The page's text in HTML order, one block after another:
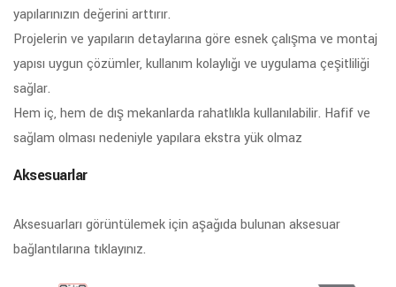
yapılarınızın değerini arttırır.
Projelerin ve yapıların detaylarına göre esnek çalışma ve montaj
yapısı uygun çözümler, kullanım kolaylığı ve uygulama çeşitliliği
sağlar.
Hem iç, hem de dış mekanlarda rahatlıkla kullanılabilir. Hafif ve
sağlam olması nedeniyle yapılara ekstra yük olmaz
Aksesuarlar
Aksesuarları görüntülemek için aşağıda bulunan aksesuar
bağlantılarına tıklayınız.